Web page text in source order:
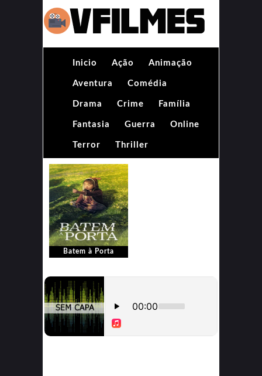
Inicio Ação Animação
Aventura Comédia
Drama Crime Família
Fantasia Guerra Online
Terror Thriller
Batem à Porta